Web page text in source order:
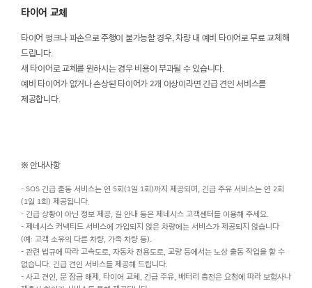
타이어 교체
타이어 펑크나 파손으로 주행이 불가능할 경우, 차량 내 예비 타이어로 무료 교체해
드립니다.
새 타이어로 교체를 원하시는 경우 비용이 부과될 수 있습니다.
예비 타이어가 없거나 손상된 타이어가 2개 이상이라면 긴급 견인 서비스를
제공합니다.
※ 안내사항
- SOS 긴급 출동 서비스는 연 5회(1일 1회)까지 제공되며, 긴급 주유 서비스는 연 2회
(1일 1회) 제공됩니다.
- 긴급 상황이 아닌 정보 제공, 길 안내 등은 제네시스 고객센터를 이용해 주세요.
- 제네시스 커넥티드 서비스에 가입되지 않은 차량에는 서비스가 제공되지 않습니다
(예: 고객 소유의 다른 차량, 가족 차량 등).
- 관련 법규에 따라 고속도로, 자동차 전용도로, 교량 등에서는 노상 출동 작업을 할 수
없습니다. 긴급 견인 서비스를 제공해 드립니다.
- 사고 견인, 문 잠금 해제, 타이어 교체, 긴급 주유, 배터리 충전은 요청에 따라 보험사나